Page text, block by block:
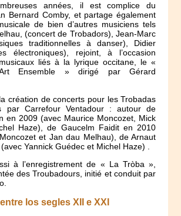
années, il est complice du
Bernard Comby, et partage également
de bien d’autres musiciens tels
(concert de Trobadors), Jean-Marc
traditionnelles à danser), Didier
électroniques), rejoint, à l’occasion
musicaux liés à la lyrique occitane, le «
Art Ensemble » dirigé par Gérard
création de concerts pour les Trobadas
par Carrefour Ventadour : autour de
en 2009 (avec Maurice Moncozet, Mick
Haze), de Gaucelm Faidit en 2010
et Jan dau Melhau), de Arnaut
Yannick Guédec et Michel Haze) .
à l’enregistrement de « La Tròba »,
des Troubadours, initié et conduit par
los segles XII e XXI